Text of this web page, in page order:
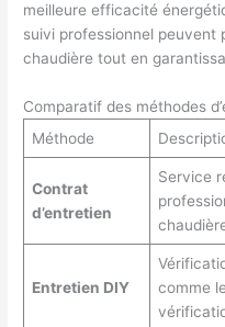
meilleure efficacité
suivi professionnel peuvent
chaudière tout en
Comparatif des méthodes
Méthode
Contrat
d’entretien
Service
Entretien DIY
comme